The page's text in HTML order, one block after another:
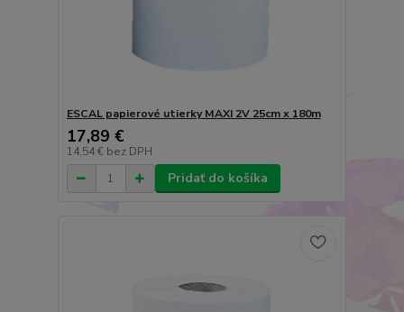
ESCAL papierové utierky MAXI 2V 25cm x 180m
17,89 €
14,54 € bez DPH
Pridať do košíka